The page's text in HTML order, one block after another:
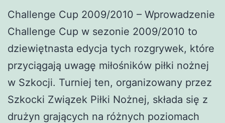
Challenge Cup 2009/2010 – Wprowadzenie
Challenge Cup w sezonie 2009/2010 to
dziewiętnasta edycja tych rozgrywek, które
przyciągają uwagę miłośników piłki nożnej
w Szkocji. Turniej ten, organizowany przez
Szkocki Związek Piłki Nożnej, składa się z
drużyn grających na różnych poziomach